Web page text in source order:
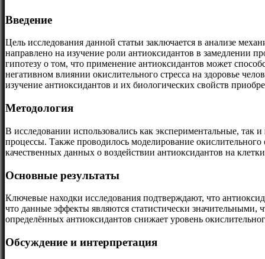
Введение
Цель исследования данной статьи заключается в анализе
направлено на изучение роли антиоксидантов в замедлении
гипотезу о том, что применение антиоксидантов может
негативном влиянии окислительного стресса на здоровье
изучение антиоксидантов и их биологических свойств
Методология
В исследовании использовались как экспериментальные,
процессы. Также проводилось моделирование
качественных данных о воздействии антиоксидантов на
Основные результаты
Ключевые находки исследования подтверждают, что
что данные эффекты являются статистически
определённых антиоксидантов снижает уровень
Обсуждение и интерпретация